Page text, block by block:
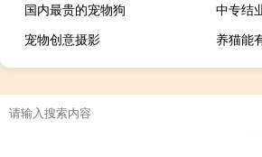
国内最贵的宠物狗
中专结
宠物创意摄影
养猫能